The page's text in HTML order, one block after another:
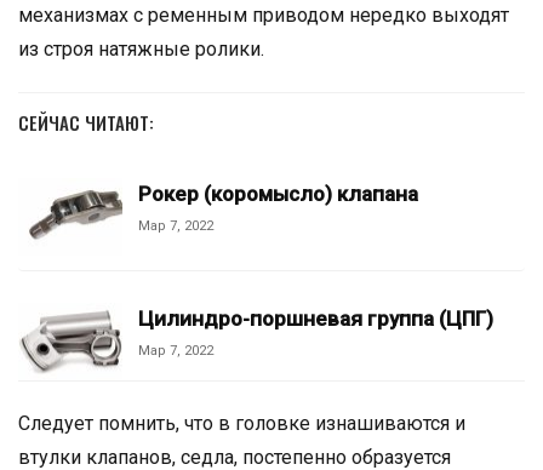
механизмах с ременным приводом нередко выходят
из строя натяжные ролики.
СЕЙЧАС ЧИТАЮТ:
Рокер (коромысло) клапана
Мар 7, 2022
Цилиндро-поршневая группа (ЦПГ)
Мар 7, 2022
Следует помнить, что в головке изнашиваются и
втулки клапанов, седла, постепенно образуется